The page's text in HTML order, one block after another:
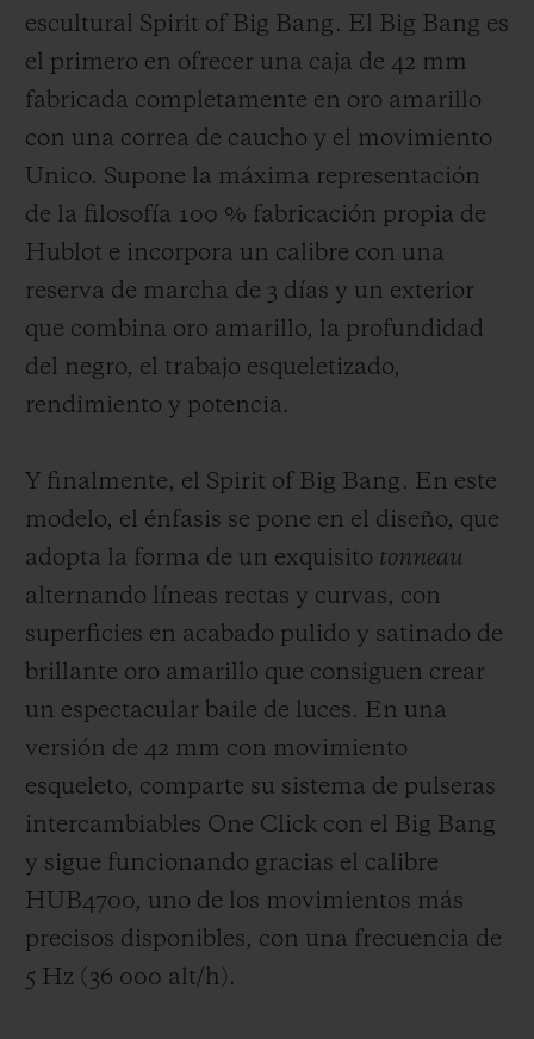
escultural Spirit of Big Bang. El Big Bang es
el primero en ofrecer una caja de 42 mm
fabricada completamente en oro amarillo
con una correa de caucho y el movimiento
Unico. Supone la máxima representación
de la filosofía 100 % fabricación propia de
Hublot e incorpora un calibre con una
reserva de marcha de 3 días y un exterior
que combina oro amarillo, la profundidad
del negro, el trabajo esqueletizado,
rendimiento y potencia.
Y finalmente, el Spirit of Big Bang. En este
modelo, el énfasis se pone en el diseño, que
adopta la forma de un exquisito tonneau
alternando líneas rectas y curvas, con
superficies en acabado pulido y satinado de
brillante oro amarillo que consiguen crear
un espectacular baile de luces. En una
versión de 42 mm con movimiento
esqueleto, comparte su sistema de pulseras
intercambiables One Click con el Big Bang
y sigue funcionando gracias el calibre
HUB4700, uno de los movimientos más
precisos disponibles, con una frecuencia de
5 Hz (36 000 alt/h).